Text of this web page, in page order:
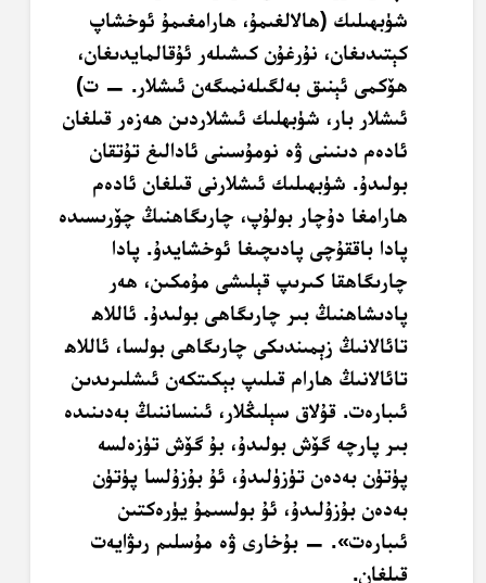
شۈبھىلىك (ھالالغىمۇ، ھارامغىمۇ ئوخشاپ
كېتىدىغان، نۇرغۇن كىشىلەر ئۇقالمايدىغان،
ھۆكمى ئېنىق بەلگىلەنمىگەن ئىشلار. — ت)
ئىشلار بار، شۈبھلىك ئىشلاردىن ھەزەر قىلغان
ئادەم دىنىنى ۋە نومۇسىنى ئادالىغ تۇتقان
بولىدۇ. شۈبھىلىك ئىشلارنى قىلغان ئادەم
ھارامغا دۇچار بولۇپ، چارىگاھنىڭ چۆرىسىدە
پادا باققۇچى پادىچىغا ئوخشايدۇ. پادا
چارىگاھقا كىرىپ قېلىشى مۇمكىن، ھەر
پادىشاھنىڭ بىر چارىگاھى بولىدۇ. ئاللاھ
تائالانىڭ زېمىندىكى چارىگاھى بولسا، ئاللاھ
تائالانىڭ ھارام قىلىپ بېكىتكەن ئىشلىرىدىن
ئىبارەت. قۇلاق سېلىڭلار، ئىنساننىڭ بەدىنىدە
بىر پارچە گۆش بولىدۇ، بۇ گۆش تۈزەلسە
پۈتۈن بەدەن تۈزۈلىدۇ، ئۇ بۇزۇلسا پۈتۈن
بەدەن بۇزۇلىدۇ، ئۇ بولسىمۇ يۈرەكتىن
ئىبارەت». — بۇخارى ۋە مۇسلىم رىۋايەت
قىلغان.